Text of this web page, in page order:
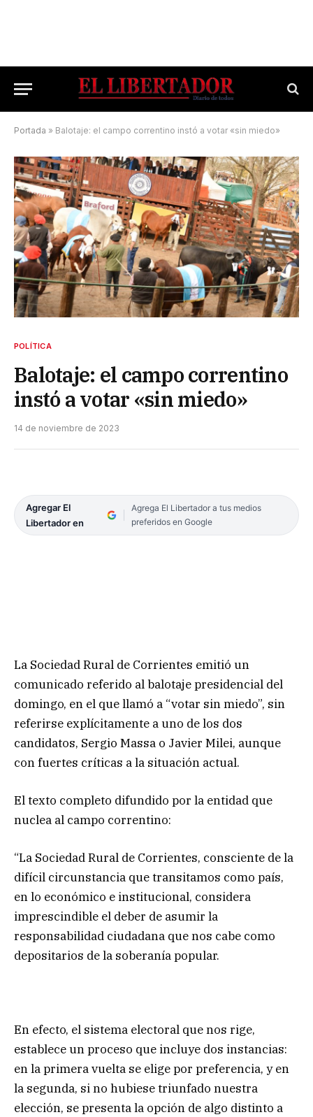
Portada » Balotaje: el campo correntino instó a votar «sin miedo»
POLÍTICA
Balotaje: el campo correntino
instó a votar «sin miedo»
14 de noviembre de 2023
Agregar El
Libertador en
Agrega El Libertador a tus medios
preferidos en Google
La Sociedad Rural de Corrientes emitió un
comunicado referido al balotaje presidencial del
domingo, en el que llamó a “votar sin miedo”, sin
referirse explícitamente a uno de los dos
candidatos, Sergio Massa o Javier Milei, aunque
con fuertes críticas a la situación actual.
El texto completo difundido por la entidad que
nuclea al campo correntino:
“La Sociedad Rural de Corrientes, consciente de la
difícil circunstancia que transitamos como país,
en lo económico e institucional, considera
imprescindible el deber de asumir la
responsabilidad ciudadana que nos cabe como
depositarios de la soberanía popular.
En efecto, el sistema electoral que nos rige,
establece un proceso que incluye dos instancias:
en la primera vuelta se elige por preferencia, y en
la segunda, si no hubiese triunfado nuestra
elección, se presenta la opción de algo distinto a